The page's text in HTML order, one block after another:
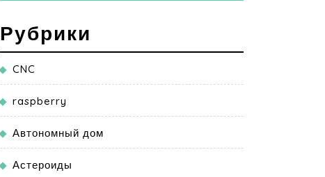
Рубрики
CNC
raspberry
Автономный дом
Астероиды